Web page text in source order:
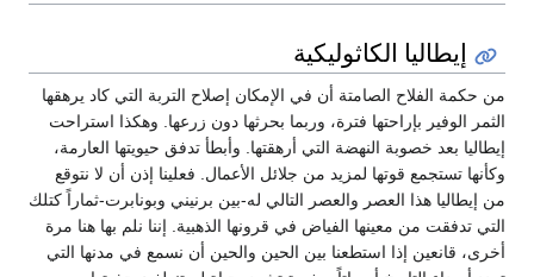
إيطاليا الكاثوليكية
من حكمة الفلاح الصامتة أن في الإمكان إصلاح التربة التي كاد يرهقها
الثمر الوفير بإراحتها فترة، وربما بحرثها دون زرعها. وهكذا استراحت
إيطاليا بعد خصوبة النهضة التي أرهقتها. وأبطأ تدفق حيويتها العارمة،
وكأنها تستجمع قوتها لمزيد من جلائل الأعمال. فعلينا إذن أن لا نتوقع
من إيطاليا هذا العصر والعصر التالي له-بين برنيني وبونابرت-ثماراً كتلك
التي تدفقت من معينها الفياض في قرونها الذهبية. إننا نلم بها هنا مرة
أخرى، قانعين إذا استطعنا بين الحين والحين أن نسمع في مدنها التي